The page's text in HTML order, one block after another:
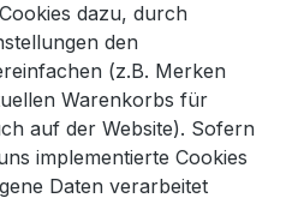
dazu, durch
den
(z.B. Merken
Warenkorbs für
auf der Website). Sofern
implementierte Cookies
Daten verarbeitet